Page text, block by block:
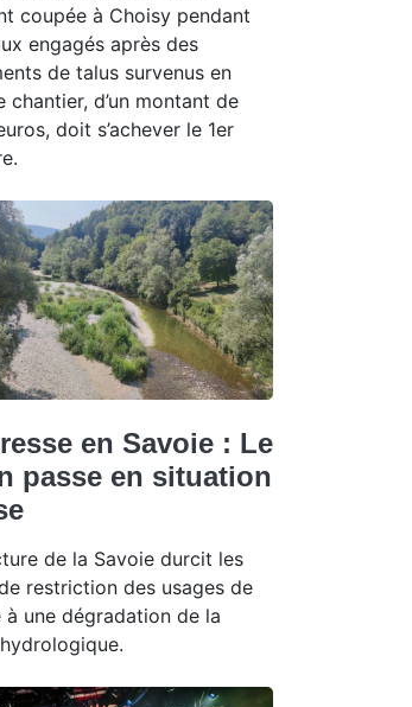
coupée à Choisy pendant
engagés après des
de talus survenus en
chantier, d’un montant de
doit s’achever le 1er
en Savoie : Le
passe en situation
de la Savoie durcit les
restriction des usages de
à une dégradation de la